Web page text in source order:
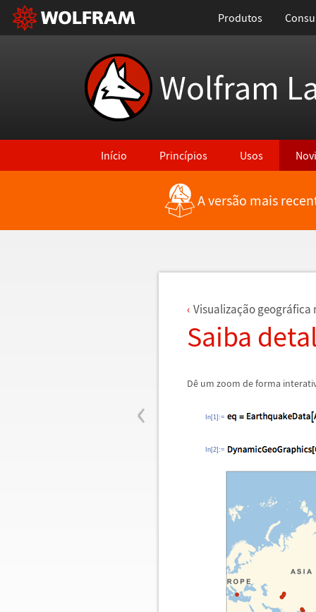
Produtos
Wolfram
Início Princípios Usos
Voltar para Últimas Novidades
A versão mais
‹
Visualização geográfica
Saiba
Dê um zoom de forma
In[1]:=
In[2]:=